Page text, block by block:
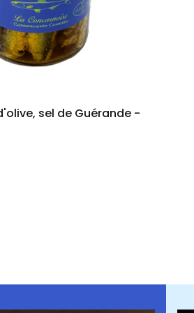
sel de Guérande -